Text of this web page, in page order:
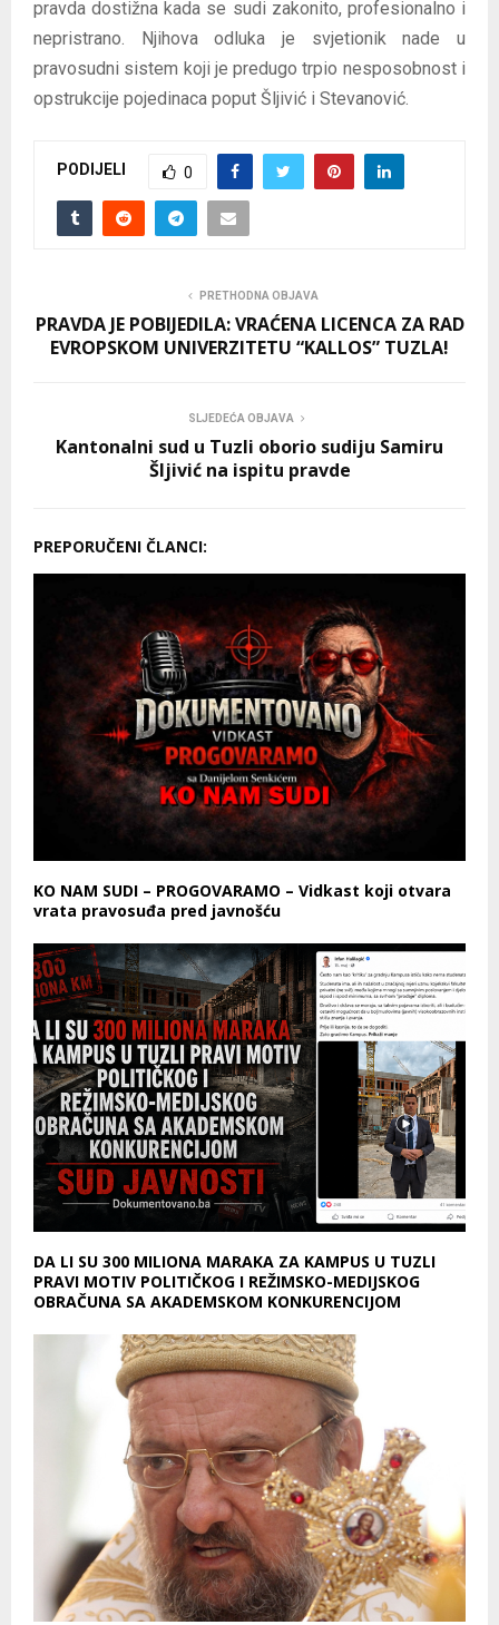
pravda dostižna kada se sudi zakonito, profesionalno i
nepristrano. Njihova odluka je svjetionik nade u
pravosudni sistem koji je predugo trpio nesposobnost i
opstrukcije pojedinaca poput Šljivić i Stevanović.
PODIJELI 0
PRETHODNA OBJAVA
PRAVDA JE POBIJEDILA: VRAĆENA LICENCA ZA RAD
EVROPSKOM UNIVERZITETU “KALLOS” TUZLA!
SLJEDEĆA OBJAVA
Kantonalni sud u Tuzli oborio sudiju Samiru
Šljivić na ispitu pravde
PREPORUČENI ČLANCI:
KO NAM SUDI – PROGOVARAMO – Vidkast koji otvara
vrata pravosuđa pred javnošću
DA LI SU 300 MILIONA MARAKA ZA KAMPUS U TUZLI
PRAVI MOTIV POLITIČKOG I REŽIMSKO-MEDIJSKOG
OBRAČUNA SA AKADEMSKOM KONKURENCIJOM